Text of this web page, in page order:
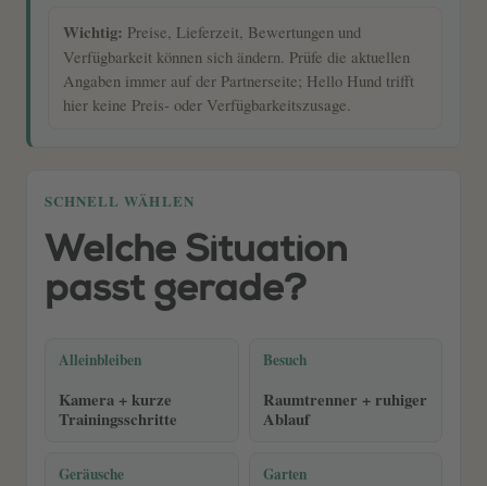
Wichtig: Preise, Lieferzeit, Bewertungen und
Verfügbarkeit können sich ändern. Prüfe die aktuellen
Angaben immer auf der Partnerseite; Hello Hund trifft
hier keine Preis- oder Verfügbarkeitszusage.
SCHNELL WÄHLEN
Welche Situation
passt gerade?
Alleinbleiben
Kamera + kurze
Trainingsschritte
Besuch
Raumtrenner + ruhiger
Ablauf
Geräusche Garten